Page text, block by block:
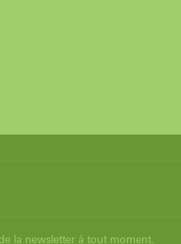
la newsletter à tout moment.